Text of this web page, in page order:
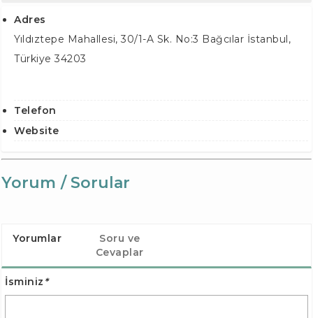
Adres
Yıldıztepe Mahallesi, 30/1-A Sk. No:3 Bağcılar İstanbul,
Türkiye 34203
Telefon
Website
Yorum / Sorular
Yorumlar
Soru ve
Cevaplar
İsminiz *